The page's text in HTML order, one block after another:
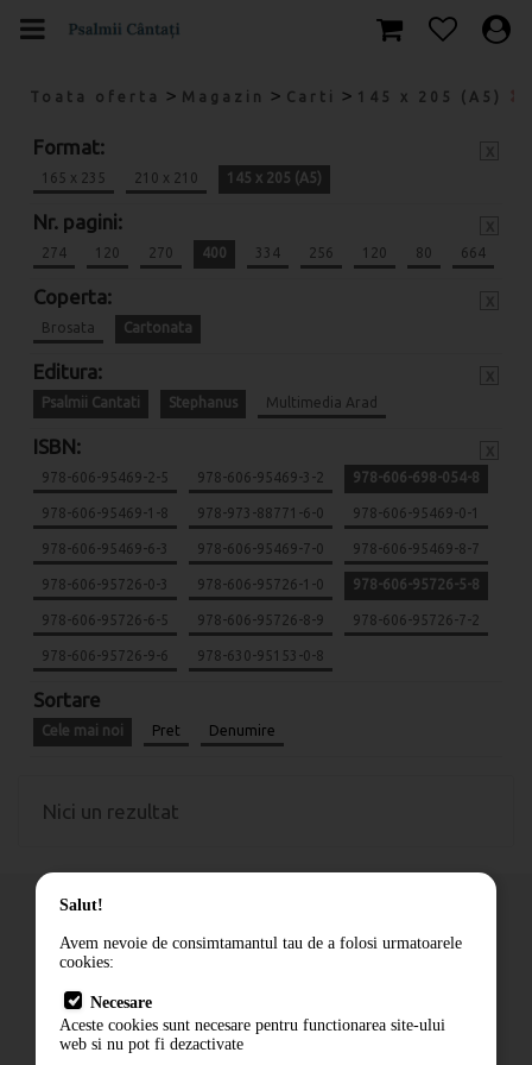
Toata oferta > Magazin > Carti > 145 x 205 (A5)
Format:
165 x 235 210 x 210 145 x 205 (A5)
Nr. pagini:
274 120 270 400 334 256 120 80 664
Coperta:
Brosata Cartonata
Editura:
Psalmii Cantati Stephanus Multimedia Arad
ISBN:
978-606-95469-2-5 978-606-95469-3-2 978-606-698-054-8
978-606-95469-1-8 978-973-88771-6-0 978-606-95469-0-1
978-606-95469-6-3 978-606-95469-7-0 978-606-95469-8-7
978-606-95726-0-3 978-606-95726-1-0 978-606-95726-5-8
978-606-95726-6-5 978-606-95726-8-9 978-606-95726-7-2
978-606-95726-9-6 978-630-95153-0-8
Sortare
Cele mai noi Pret Denumire
Nici un rezultat
Cum comand
Livrare
Contact
Salut!
Avem nevoie de consimtamantul tau de a folosi urmatoarele
cookies:
Necesare
Aceste cookies sunt necesare pentru functionarea site-ului
web si nu pot fi dezactivate